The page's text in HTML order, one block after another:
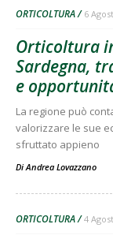
ORTICOLTURA 6
Orticoltura
Sardegna,
e
La regione può
valorizzare le sue
sfruttato appieno
Di Andrea Lovazzano
ORTICOLTURA 4